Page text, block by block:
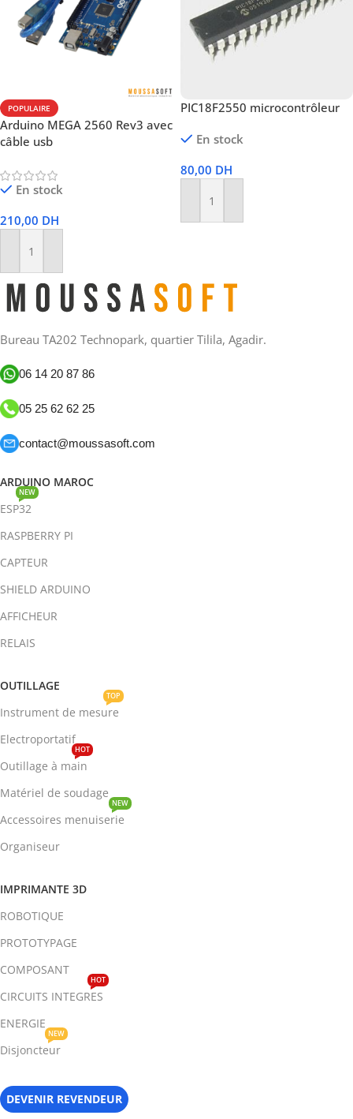
POPULAIRE
Arduino MEGA 2560 Rev3 avec
câble usb
En stock
210,00 DH
Ajouter Au Panier
PIC18F2550 microcontrôleur
En stock
80,00 DH
Ajouter Au Panier
Bureau TA202 Technopark, quartier Tilila, Agadir.
06 14 20 87 86
05 25 62 62 25
contact@moussasoft.com
ARDUINO MAROC
ESP32
NEW
RASPBERRY PI
CAPTEUR
SHIELD ARDUINO
AFFICHEUR
RELAIS
OUTILLAGE
Instrument de mesure
TOP
Electroportatif
Outillage à main
HOT
Matériel de soudage
Accessoires menuiserie
NEW
Organiseur
IMPRIMANTE 3D
ROBOTIQUE
PROTOTYPAGE
COMPOSANT
CIRCUITS INTEGRES
HOT
ENERGIE
Disjoncteur
NEW
DEVENIR REVENDEUR